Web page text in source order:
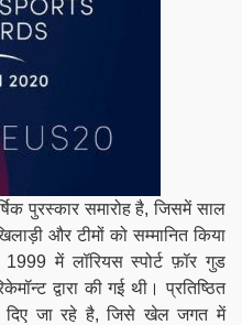
पुरस्कार समारोह है, जिसमें साल
और टीमों को सम्मानित किया
में लॉरियस स्पोर्ट फ़ॉर गुड
द्वारा की गई थी। प्रतिष्ठित
जा रहे है, जिसे खेल जगत में